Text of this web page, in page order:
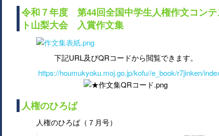
令和７年度 第44回全国中学生人権作文コン
ト山梨大会 入賞作文集
下記URL及びQRコードから閲覧できます。
https://houmukyoku.moj.go.jp/kofu//e_book/r7jinken/
人権のひろば
人権のひろば（７月号）